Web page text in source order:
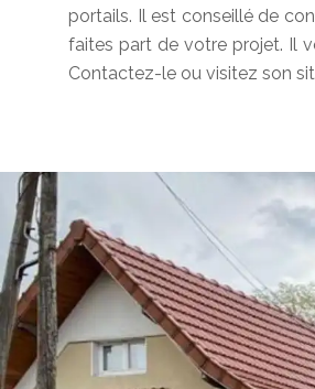
portails. Il est conseillé de
faites part de votre projet. Il
Contactez-le ou visitez son